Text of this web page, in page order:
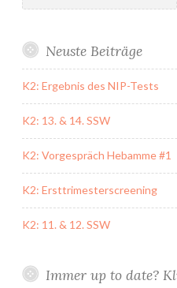
Neuste Beiträge
K2: Ergebnis des NIP-Tests
K2: 13. & 14. SSW
K2: Vorgespräch Hebamme #1
K2: Ersttrimesterscreening
K2: 11. & 12. SSW
Immer up to date?